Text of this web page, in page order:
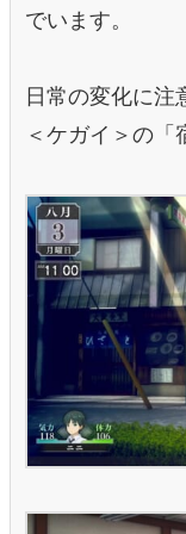
でいます。
日常の変化に注
＜ケガイ＞の「